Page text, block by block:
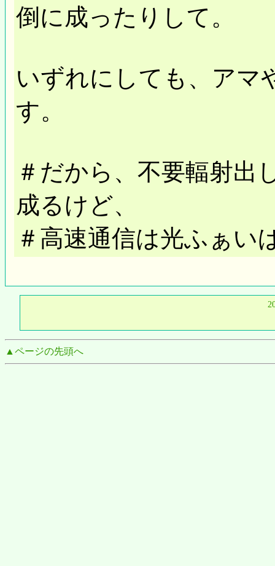
倒に成ったりして。
いずれにしても、アマ
す。
＃だから、不要輻射出
成るけど、
＃高速通信は光ふぁ
▲ページの先頭へ